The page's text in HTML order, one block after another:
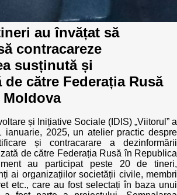
au învățat să
contracareze
susținută și
către Federația Rusă
și Inițiative Sociale (IDIS) „Viitorul” a
ianuarie, 2025, un atelier practic despre
și contracarare a dezinformării
de către Federația Rusă în Republica
au participat peste 20 de tineri,
ai organizațiilor societății civile, membri
etc., care au fost selectați în baza unui